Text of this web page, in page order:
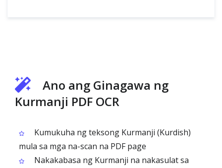
Ano ang Ginagawa ng
Kurmanji PDF OCR
Kumukuha ng teksong Kurmanji (Kurdish)
mula sa mga na-scan na PDF page
Nakakabasa ng Kurmanji na nakasulat sa